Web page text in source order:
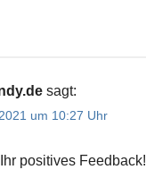
sagt:
um 10:27 Uhr
positives Feedback!